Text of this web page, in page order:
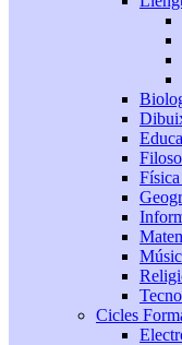
Cicles